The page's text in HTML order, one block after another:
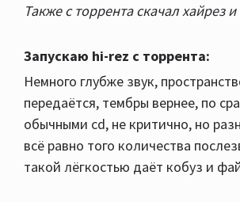
Также с торрента скачал хайрез
Запускаю hi-rez с торрента:
Немного глубже звук,
передаётся, тембры вернее, по
обычными cd, не критично, но
всё равно того количества
такой лёгкостью даёт кобуз и